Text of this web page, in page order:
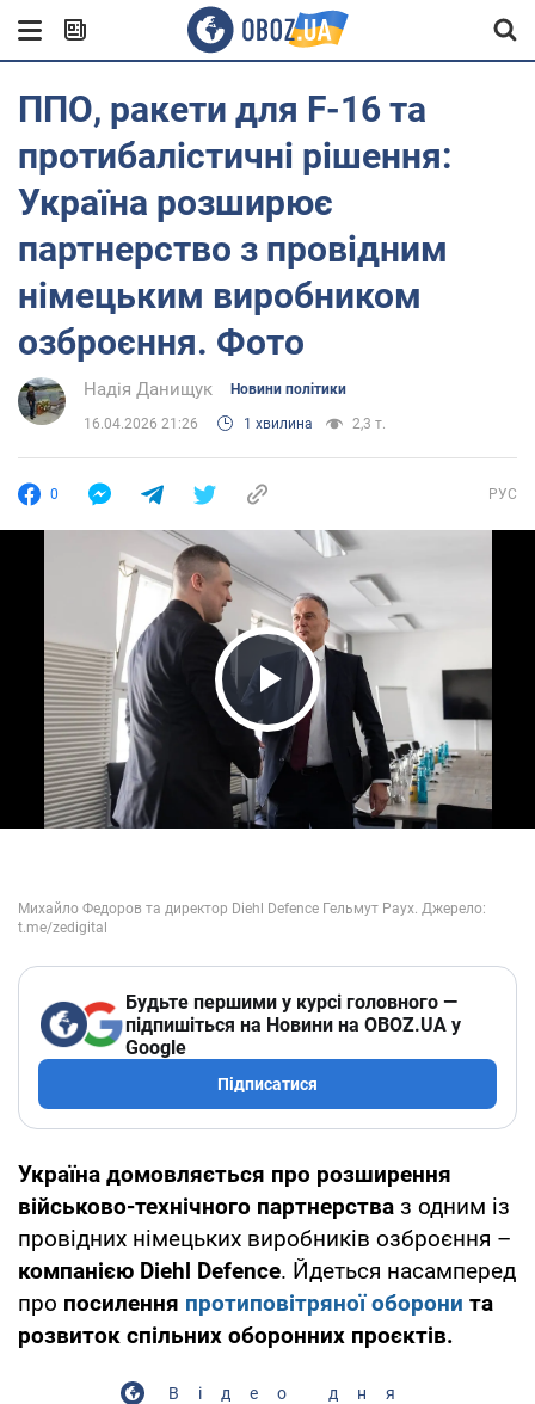
ППО, ракети для F-16 та
протибалістичні рішення:
Україна розширює
партнерство з провідним
німецьким виробником
озброєння. Фото
Надія Данищук Новини політики
16.04.2026 21:26 1 хвилина 2,3 т.
0 РУС
Play Video
Будьте першими у курсі головного —
підпишіться на Новини на OBOZ.UA у
Google
Підписатися
Україна домовляється про розширення
військово-технічного партнерства з одним із
провідних німецьких виробників озброєння –
компанією Diehl Defence. Йдеться насамперед
про посилення протиповітряної оборони та
розвиток спільних оборонних проєктів.
Відео дня